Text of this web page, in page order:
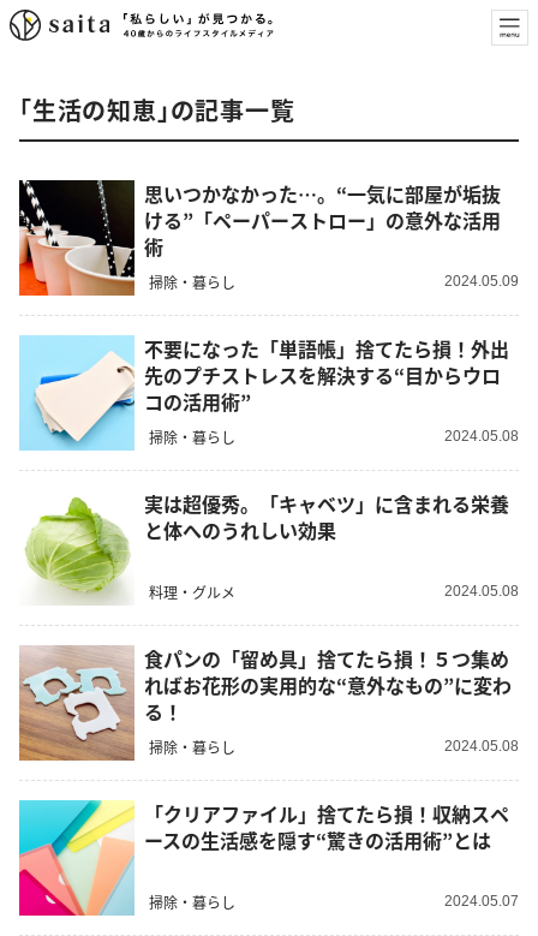
「生活の知恵」の記事一覧
思いつかなかった…。“一気に部屋が垢抜
ける”「ペーパーストロー」の意外な活用
術
掃除・暮らし 2024.05.09
不要になった「単語帳」捨てたら損！外出
先のプチストレスを解決する“目からウロ
コの活用術”
掃除・暮らし 2024.05.08
実は超優秀。「キャベツ」に含まれる栄養
と体へのうれしい効果
料理・グルメ 2024.05.08
食パンの「留め具」捨てたら損！５つ集め
ればお花形の実用的な“意外なもの”に変わ
る！
掃除・暮らし 2024.05.08
「クリアファイル」捨てたら損！収納スペ
ースの生活感を隠す“驚きの活用術”とは
掃除・暮らし 2024.05.07